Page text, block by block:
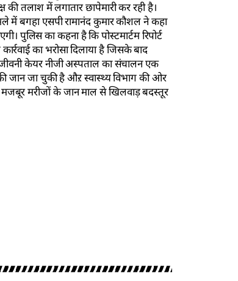
तलाश में लगातार छापेमारी कर रही है।
में बगहा एसपी रामानंद कुमार कौशल ने कहा
पुलिस का कहना है कि पोस्टमार्टम रिपोर्ट
का भरोसा दिलाया है जिसके बाद
केयर नीजी अस्पताल का संचालन एक
जान जा चुकी है औऱ स्वास्थ्य विभाग की ओर
मजबूर मरीजों के जान माल से खिलवाड़ बदस्तूर